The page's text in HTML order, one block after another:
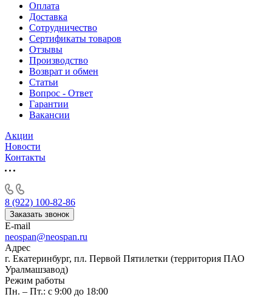
Оплата
Доставка
Сотрудничество
Сертификаты товаров
Отзывы
Производство
Возврат и обмен
Статьи
Вопрос - Ответ
Гарантии
Вакансии
Акции
Новости
Контакты
8 (922) 100-82-86
Заказать звонок
E-mail
neospan@neospan.ru
Адрес
г. Екатеринбург, пл. Первой Пятилетки (территория ПАО
Уралмашзавод)
Режим работы
Пн. – Пт.: с 9:00 до 18:00